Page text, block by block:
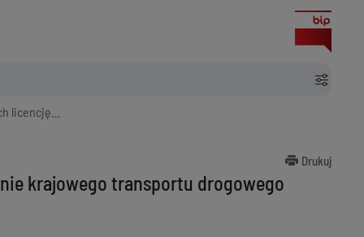
drogowego rzeczy
Drukuj
krajowego transportu drogowego